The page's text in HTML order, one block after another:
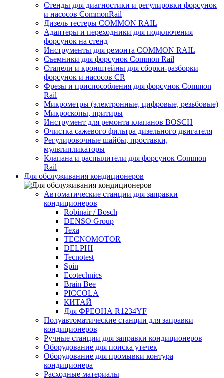
Стенды для диагностики и регулировки форсунок
и насосов CommonRail
Дизель тестеры COMMON RAIL
Адаптеры и переходники для подключения
форсунок на стенд
Инструменты для ремонта COMMON RAIL
Съемники для форсунок Common Rail
Стапели и кронштейны для сборки-разборки
форсунок и насосов CR
Фрезы и приспособления для форсунок Common
Rail
Микрометры (электронные, цифровые, резьбовые)
Микроскопы, притиры
Инструмент для ремонта клапанов BOSCH
Очистка сажевого фильтра дизельного двигателя
Регулировочные шайбы, проставки,
мультипликаторы
Клапана и распылители для форсунок Common
Rаil
Для обслуживания кондиционеров
Автоматические станции для заправки
кондиционеров
Robinair / Bosch
DENSO Group
Texa
TECNOMOTOR
DELPHI
Tecnotest
Spin
Ecotechnics
Brain Bee
PICCOLA
КИТАЙ
Для ФРЕОНА R1234YF
Полуавтоматические станции для заправки
кондиционеров
Ручные станции для заправки кондиционеров
Оборудование для поиска утечек
Оборудование для промывки контура
кондиционера
Расходные материалы